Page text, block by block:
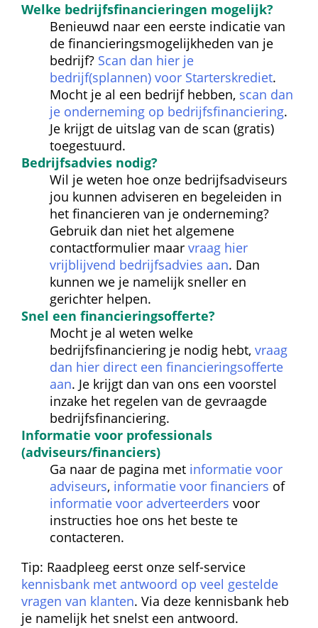
Welke bedrijfsfinancieringen mogelijk?
Benieuwd naar een eerste indicatie van
de financieringsmogelijkheden van je
bedrijf? Scan dan hier je
bedrijf(splannen) voor Starterskrediet.
Mocht je al een bedrijf hebben, scan dan
je onderneming op bedrijfsfinanciering.
Je krijgt de uitslag van de scan (gratis)
toegestuurd.
Bedrijfsadvies nodig?
Wil je weten hoe onze bedrijfsadviseurs
jou kunnen adviseren en begeleiden in
het financieren van je onderneming?
Gebruik dan niet het algemene
contactformulier maar vraag hier
vrijblijvend bedrijfsadvies aan. Dan
kunnen we je namelijk sneller en
gerichter helpen.
Snel een financieringsofferte?
Mocht je al weten welke
bedrijfsfinanciering je nodig hebt, vraag
dan hier direct een financieringsofferte
aan. Je krijgt dan van ons een voorstel
inzake het regelen van de gevraagde
bedrijfsfinanciering.
Informatie voor professionals
(adviseurs/financiers)
Ga naar de pagina met informatie voor
adviseurs, informatie voor financiers of
informatie voor adverteerders voor
instructies hoe ons het beste te
contacteren.
Tip: Raadpleeg eerst onze self-service
kennisbank met antwoord op veel gestelde
vragen van klanten. Via deze kennisbank heb
je namelijk het snelst een antwoord.